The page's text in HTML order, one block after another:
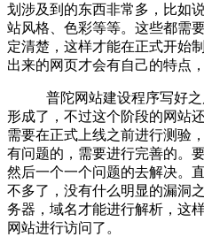
划涉及到的东西非常多，比如
站风格、色彩等等。这些都需
定清楚，这样才能在正式开始
出来的网页才会有自己的特点
普陀网站建设程序写好之
形成了，不过这个阶段的网站
需要在正式上线之前进行测验
有问题的，需要进行完善的。
然后一个一个问题的去解决。
不多了，没有什么明显的漏洞
务器，域名才能进行解析，这
网站进行访问了。